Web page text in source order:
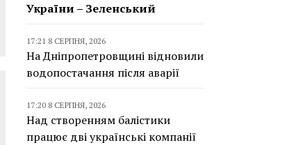
України – Зеленський
17:21 8 СЕРПНЯ, 2026
На Дніпропетровщині відновили
водопостачання після аварії
17:20 8 СЕРПНЯ, 2026
Над створенням балістики
працює дві українські компанії